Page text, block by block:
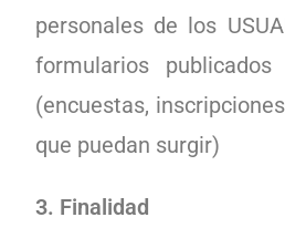
personales de los
formularios
(encuestas,
que puedan surgir)
3. Finalidad